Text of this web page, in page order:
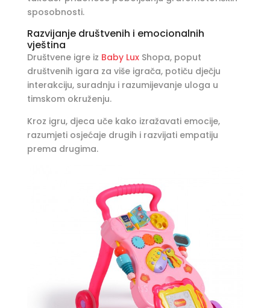
sposobnosti.
Razvijanje društvenih i emocionalnih
vještina
Društvene igre iz Baby LuxShopa, poput
društvenih igara za više igrača, potiču dječju
interakciju, suradnju i razumijevanje uloga u
timskom okruženju.
Kroz igru, djeca uče kako izražavati emocije,
razumjeti osjećaje drugih i razvijati empatiju
prema drugima.